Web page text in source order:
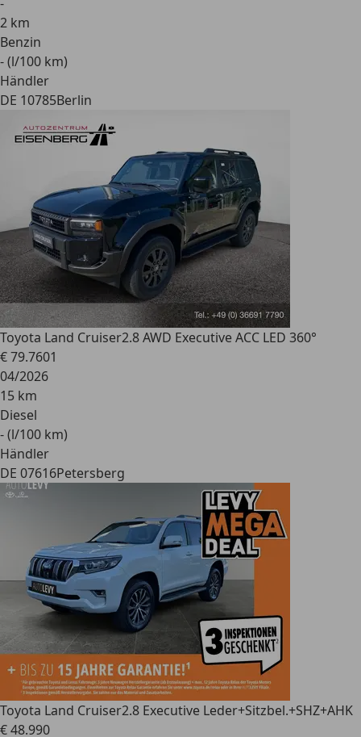
2 km
Benzin
- (l/100 km)
Händler
DE 10785Berlin
Toyota Land Cruiser2.8 AWD Executive ACC LED 360°
€ 79.7601
04/2026
15 km
Diesel
- (l/100 km)
Händler
DE 07616Petersberg
Toyota Land Cruiser2.8 Executive Leder+Sitzbel.+SHZ+AHK
€ 48.990